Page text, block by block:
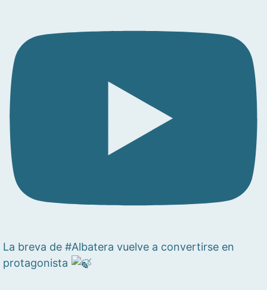
La breva de #Albatera vuelve a convertirse en
protagonista